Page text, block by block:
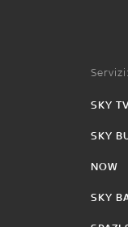
Servizi:
SKY
SKY
NOW
SKY